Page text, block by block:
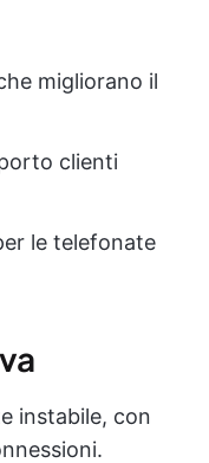
migliorano il
clienti
le telefonate
instabile, con